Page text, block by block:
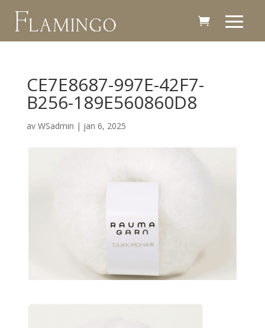
CE7E8687-997E-42F7-
B256-189E560860D8
av WSadmin | jan 6, 2025